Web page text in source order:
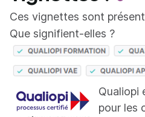
Ces vignettes sont
Que signifient-elles ?
Qualiopi
pour les